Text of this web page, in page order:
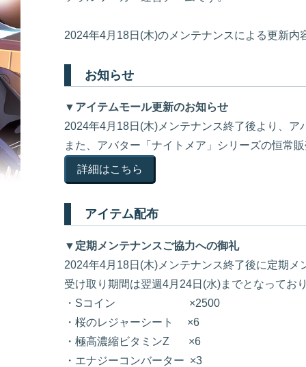
2024年4月18日(木)のメンテナンスによる更新内
お知らせ
▼アイテムモール更新のお知らせ
2024年4月18日(木)メンテナンス終了後より、
また、アバター「ナイトメア」シリーズの恒常
詳細はこちら
アイテム配布
▼定期メンテナンスご協力への御礼
2024年4月18日(木)メンテナンス終了後に定期
受け取り期間は翌週4月24日(水)までとなってお
・Sコイン ×2500
・桜のレジャーシート ×6
・極高濃縮ビタミンZ ×6
・エナジーコンバーター ×3